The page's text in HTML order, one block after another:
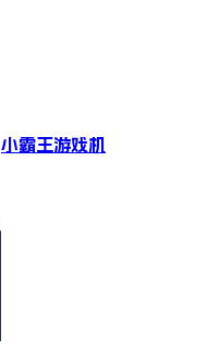
小霸王游戏机